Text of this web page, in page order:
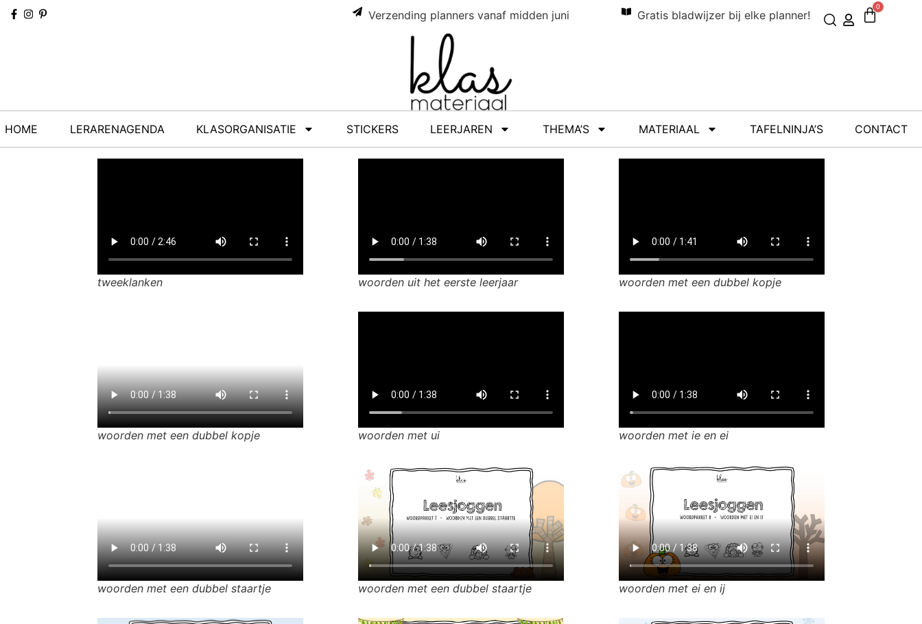
Verzending planners vanaf midden juni Gratis bladwijzer bij elke planner!
0
HOME LERARENAGENDA KLASORGANISATIE STICKERS LEERJAREN THEMA’S MATERIAAL TAFELNINJA’S CONTACT
tweeklanken woorden uit het eerste leerjaar woorden met een dubbel kopje
woorden met een dubbel kopje woorden met ui woorden met ie en ei
woorden met een dubbel staartje woorden met een dubbel staartje woorden met ei en ij